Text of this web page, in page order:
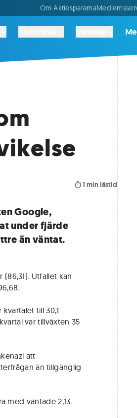
Om Aktiespararna
1 min lästid
Google,
under fjärde
än väntat.
Utfallet kan
till 30,1
var tillväxten 35
att
än tillgänglig
med väntade 2,13.